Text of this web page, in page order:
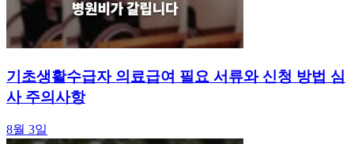
기초생활수급자 의료급여 필요 서류와 신청 방법 심
사 주의사항
8월 3일